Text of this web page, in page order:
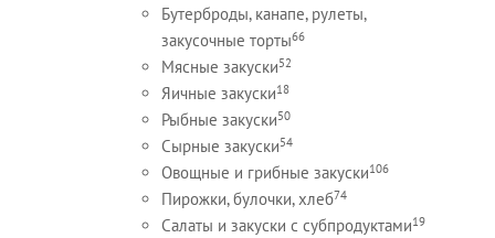
Бутерброды, канапе, рулеты,
закусочные торты66
Мясные закуски52
Яичные закуски18
Рыбные закуски50
Сырные закуски54
Овощные и грибные закуски106
Пирожки, булочки, хлеб74
Салаты и закуски с субпродуктами19